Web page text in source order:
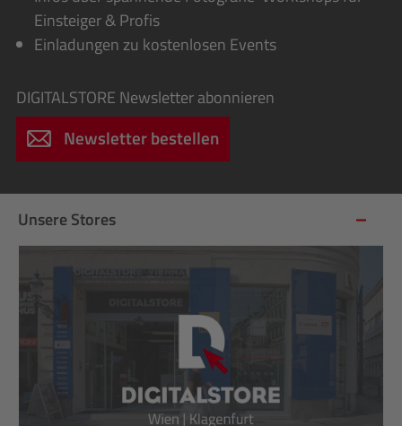
Einsteiger & Profis
Einladungen zu kostenlosen Events
DIGITALSTORE Newsletter abonnieren
Newsletter bestellen
Unsere Stores